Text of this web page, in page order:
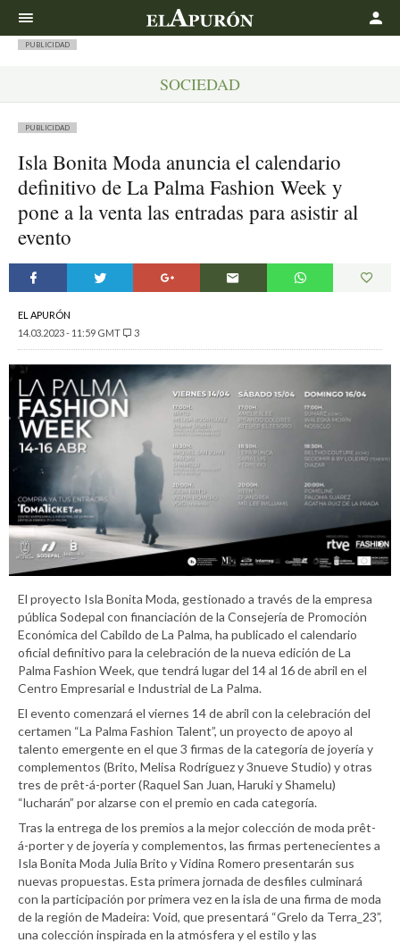
PUBLICIDAD
SOCIEDAD
PUBLICIDAD
Isla Bonita Moda anuncia el calendario
definitivo de La Palma Fashion Week y
pone a la venta las entradas para asistir al
evento
EL APURÓN
14.03.2023 - 11:59 GMT
3
El proyecto Isla Bonita Moda, gestionado a través de la empresa
pública Sodepal con financiación de la Consejería de Promoción
Económica del Cabildo de La Palma, ha publicado el calendario
oficial definitivo para la celebración de la nueva edición de La
Palma Fashion Week, que tendrá lugar del 14 al 16 de abril en el
Centro Empresarial e Industrial de La Palma.
El evento comenzará el viernes 14 de abril con la celebración del
certamen “La Palma Fashion Talent”, un proyecto de apoyo al
talento emergente en el que 3 firmas de la categoría de joyería y
complementos (Brito, Melisa Rodríguez y 3nueve Studio) y otras
tres de prêt-á-porter (Raquel San Juan, Haruki y Shamelu)
“lucharán” por alzarse con el premio en cada categoría.
Tras la entrega de los premios a la mejor colección de moda prêt-
á-porter y de joyería y complementos, las firmas pertenecientes a
Isla Bonita Moda Julia Brito y Vidina Romero presentarán sus
nuevas propuestas. Esta primera jornada de desfiles culminará
con la participación por primera vez en la isla de una firma de moda
de la región de Madeira: Void, que presentará “Grelo da Terra_23”,
una colección inspirada en la atmósfera y el estilo y las